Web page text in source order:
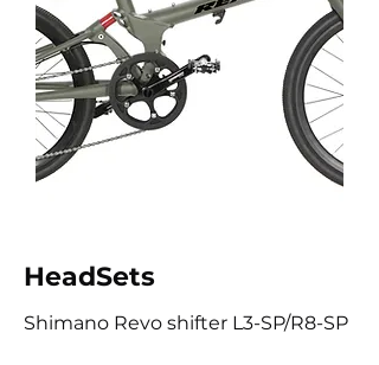
HeadSets
Shimano Revo shifter L3-SP/R8-SP